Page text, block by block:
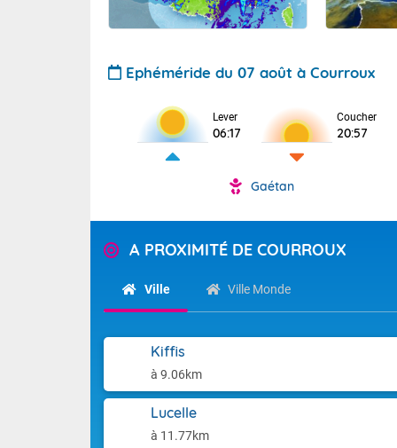
Ephéméride du 07 août à Courroux
Lever
06:17
Coucher
20:57
Gaétan
A PROXIMITÉ DE COURROUX
Ville Ville Monde
Kiffis
à 9.06km
Lucelle
à 11.77km